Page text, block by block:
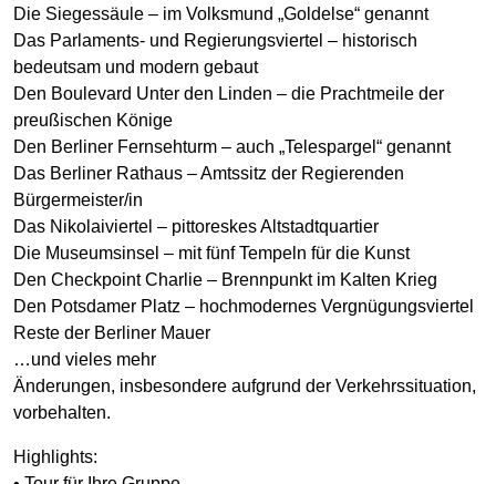
Die Siegessäule – im Volksmund „Goldelse“ genannt
Das Parlaments- und Regierungsviertel – historisch
bedeutsam und modern gebaut
Den Boulevard Unter den Linden – die Prachtmeile der
preußischen Könige
Den Berliner Fernsehturm – auch „Telespargel“ genannt
Das Berliner Rathaus – Amtssitz der Regierenden
Bürgermeister/in
Das Nikolaiviertel – pittoreskes Altstadtquartier
Die Museumsinsel – mit fünf Tempeln für die Kunst
Den Checkpoint Charlie – Brennpunkt im Kalten Krieg
Den Potsdamer Platz – hochmodernes Vergnügungsviertel
Reste der Berliner Mauer
…und vieles mehr
Änderungen, insbesondere aufgrund der Verkehrssituation,
vorbehalten.
Highlights: